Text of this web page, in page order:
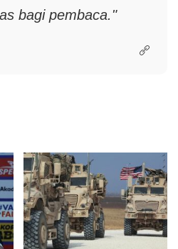
bagi pembaca."